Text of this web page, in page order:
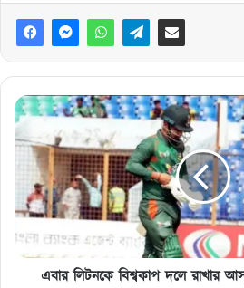
এবার
লিটনকে
বিশ্বকাপ
রাখার
আসল
কারণ
জানালো
বিসিবি
এবার লিটনকে বিশ্বকাপ দলে রাখার